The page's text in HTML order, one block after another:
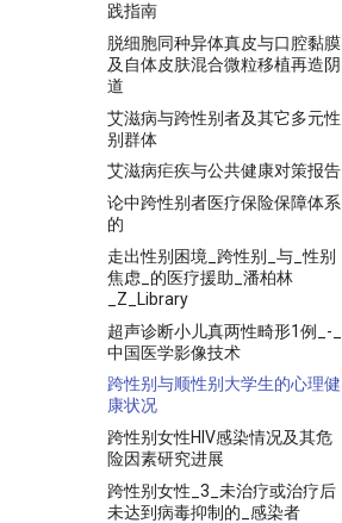
践指南
脱细胞同种异体真皮与口腔黏膜
及自体皮肤混合微粒移植再造阴
道
艾滋病与跨性别者及其它多元性
别群体
艾滋病疟疾与公共健康对策报告
论中跨性别者医疗保险保障体系
的
走出性别困境_跨性别_与_性别
焦虑_的医疗援助_潘柏林
_Z_Library
超声诊断小儿真两性畸形1例_-_
中国医学影像技术
跨性别与顺性别大学生的心理健
康状况
跨性别女性HIV感染情况及其危
险因素研究进展
跨性别女性_3_未治疗或治疗后
未达到病毒抑制的_感染者